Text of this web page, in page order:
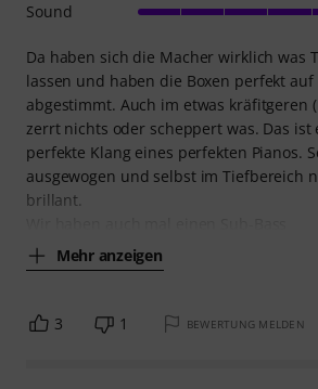
Da haben sich die Macher wirklich was
lassen und haben die Boxen perfekt auf
abgestimmt. Auch im etwas kräfitgeren
zerrt nichts oder scheppert was. Das
perfekte Klang eines perfekten Pianos.
ausgewogen und selbst im Tiefbereich
brillant.
Mehr anzeigen
Sound
3 1 BEWERTUNG MELDEN